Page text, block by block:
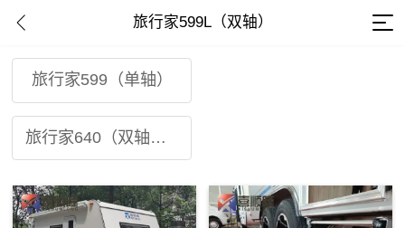
旅行家599L（双轴）
旅行家599（单轴）
旅行家640（双轴加长）